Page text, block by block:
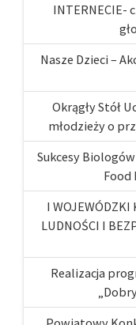
INTERNECIE-
Nasze Dzieci –
Okrągły Stół
młodzieży o
Sukcesy
Food
I WOJEWÓDZKI
LUDNOŚCI I
Realizacja